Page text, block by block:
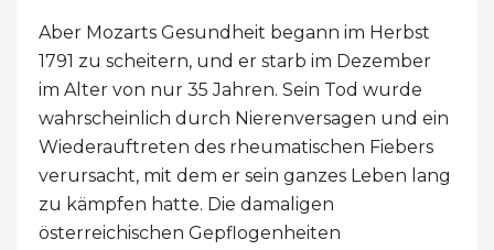
Aber Mozarts Gesundheit begann im Herbst
1791 zu scheitern, und er starb im Dezember
im Alter von nur 35 Jahren. Sein Tod wurde
wahrscheinlich durch Nierenversagen und ein
Wiederauftreten des rheumatischen Fiebers
verursacht, mit dem er sein ganzes Leben lang
zu kämpfen hatte. Die damaligen
österreichischen Gepflogenheiten